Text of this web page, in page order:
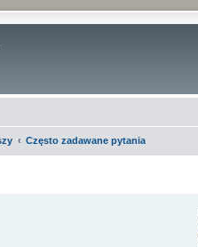
Często zadawane pytania